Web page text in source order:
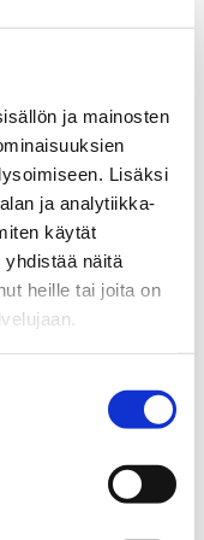
ja mainosten
Lisäksi
ja analytiikka-
käytät
näitä
heille tai joita on